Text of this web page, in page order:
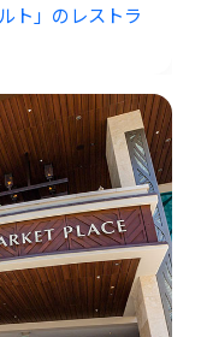
ト」のレストラ